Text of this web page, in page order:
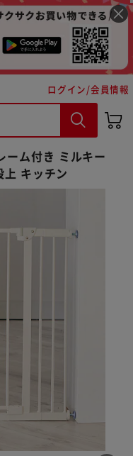
ログイン/会員情報
ーム付き ミルキー
キッチン